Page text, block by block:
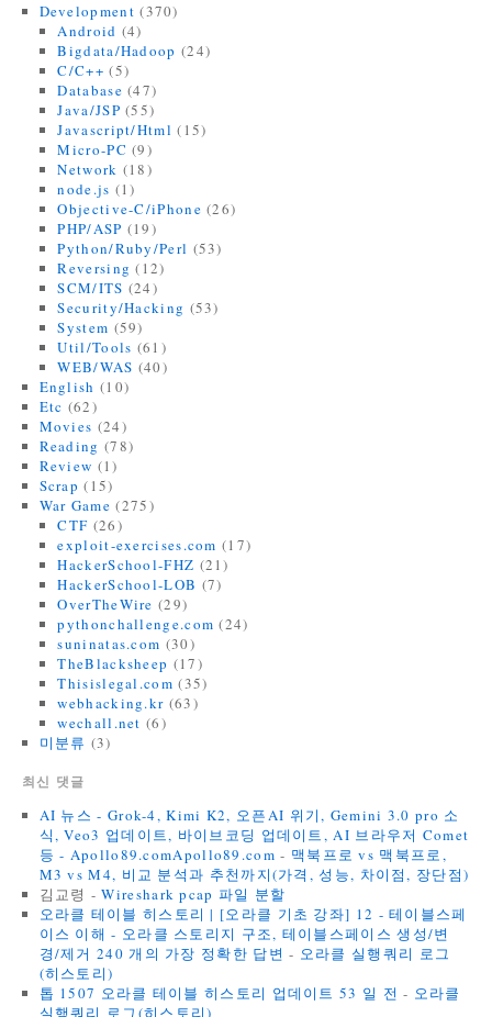
Development (370)
Android (4)
Bigdata/Hadoop (24)
C/C++ (5)
Database (47)
Java/JSP (55)
Javascript/Html (15)
Micro-PC (9)
Network (18)
node.js (1)
Objective-C/iPhone (26)
PHP/ASP (19)
Python/Ruby/Perl (53)
Reversing (12)
SCM/ITS (24)
Security/Hacking (53)
System (59)
Util/Tools (61)
WEB/WAS (40)
English (10)
Etc (62)
Movies (24)
Reading (78)
Review (1)
Scrap (15)
War Game (275)
CTF (26)
exploit-exercises.com (17)
HackerSchool-FHZ (21)
HackerSchool-LOB (7)
OverTheWire (29)
pythonchallenge.com (24)
suninatas.com (30)
TheBlacksheep (17)
Thisislegal.com (35)
webhacking.kr (63)
wechall.net (6)
미분류 (3)
최신 댓글
AI 뉴스 - Grok-4, Kimi K2, 오픈AI 위기, Gemini 3.0 pro 소
식, Veo3 업데이트, 바이브코딩 업데이트, AI 브라우저 Comet
등 - Apollo89.comApollo89.com - 맥북프로 vs 맥북프로,
M3 vs M4, 비교 분석과 추천까지(가격, 성능, 차이점, 장단점)
김교령 -Wireshark pcap 파일 분할
오라클 테이블 히스토리 | [오라클 기초 강좌] 12 - 테이블스페
이스 이해 - 오라클 스토리지 구조, 테이블스페이스 생성/변
경/제거 240 개의 가장 정확한 답변 - 오라클 실행쿼리 로그
(히스토리)
톱 1507 오라클 테이블 히스토리 업데이트 53 일 전 - 오라클
실행쿼리 로그(히스토리)